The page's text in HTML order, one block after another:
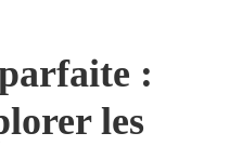
:
les